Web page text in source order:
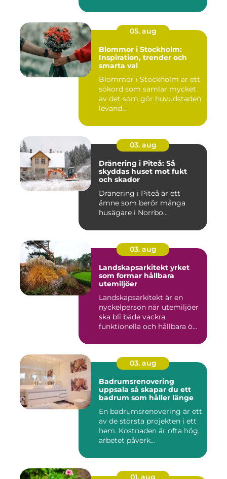
05. aug
Blommor i Stockholm:
Inspiration, trender och
smarta val
Blommor i Stockholm är ett
sökord som samlar mycket
av det som gör huvudstaden
levand...
03. aug
Dränering i Piteå: Så
skyddas huset mot fukt
och skador
Dränering i Piteå är ett
ämne som berör många
husägare i Norrbo...
03. aug
Landskapsarkitekt yrket
som formar hållbara
utemiljöer
Landskapsarkitekt är en
nyckelperson när utemiljöer
ska bli både vackra,
funktionella och hållbara ö...
03. aug
Badrumsrenovering
uppsala så skapar du ett
badrum som håller länge
En badrumsrenovering är ett
av de största projekten i ett
hem. Kostnaden är ofta hög,
arbetet påverk...
01. aug